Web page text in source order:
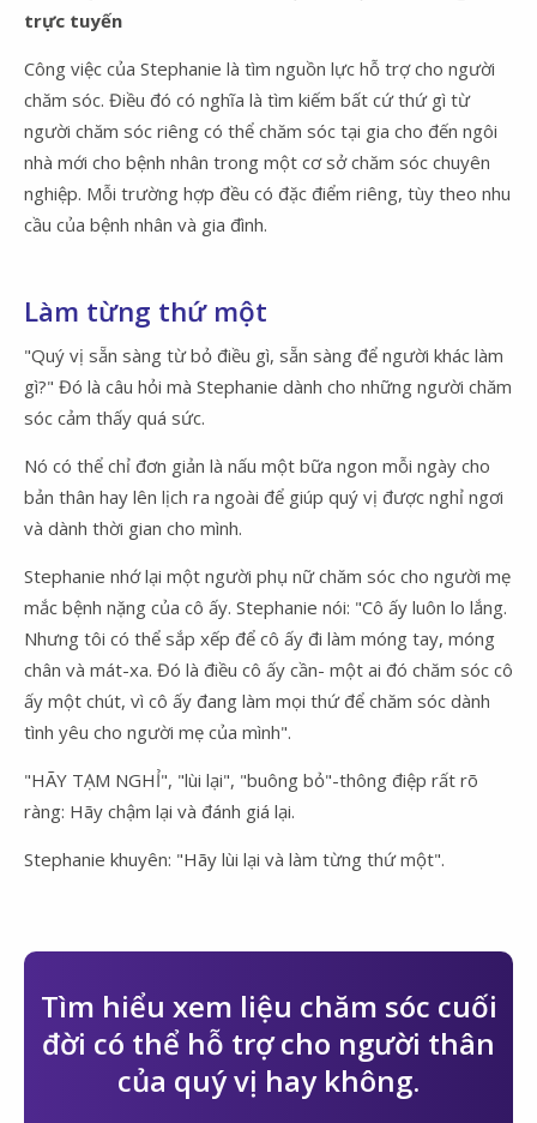
trực tuyến
Công việc của Stephanie là tìm nguồn lực hỗ trợ cho người
chăm sóc. Điều đó có nghĩa là tìm kiếm bất cứ thứ gì từ
người chăm sóc riêng có thể chăm sóc tại gia cho đến ngôi
nhà mới cho bệnh nhân trong một cơ sở chăm sóc chuyên
nghiệp. Mỗi trường hợp đều có đặc điểm riêng, tùy theo nhu
cầu của bệnh nhân và gia đình.
Làm từng thứ một
"Quý vị sẵn sàng từ bỏ điều gì, sẵn sàng để người khác làm
gì?" Đó là câu hỏi mà Stephanie dành cho những người chăm
sóc cảm thấy quá sức.
Nó có thể chỉ đơn giản là nấu một bữa ngon mỗi ngày cho
bản thân hay lên lịch ra ngoài để giúp quý vị được nghỉ ngơi
và dành thời gian cho mình.
Stephanie nhớ lại một người phụ nữ chăm sóc cho người mẹ
mắc bệnh nặng của cô ấy. Stephanie nói: "Cô ấy luôn lo lắng.
Nhưng tôi có thể sắp xếp để cô ấy đi làm móng tay, móng
chân và mát-xa. Đó là điều cô ấy cần- một ai đó chăm sóc cô
ấy một chút, vì cô ấy đang làm mọi thứ để chăm sóc dành
tình yêu cho người mẹ của mình".
"HÃY TẠM NGHỈ", "lùi lại", "buông bỏ"-thông điệp rất rõ
ràng: Hãy chậm lại và đánh giá lại.
Stephanie khuyên: "Hãy lùi lại và làm từng thứ một".
Tìm hiểu xem liệu chăm sóc cuối
đời có thể hỗ trợ cho người thân
của quý vị hay không.